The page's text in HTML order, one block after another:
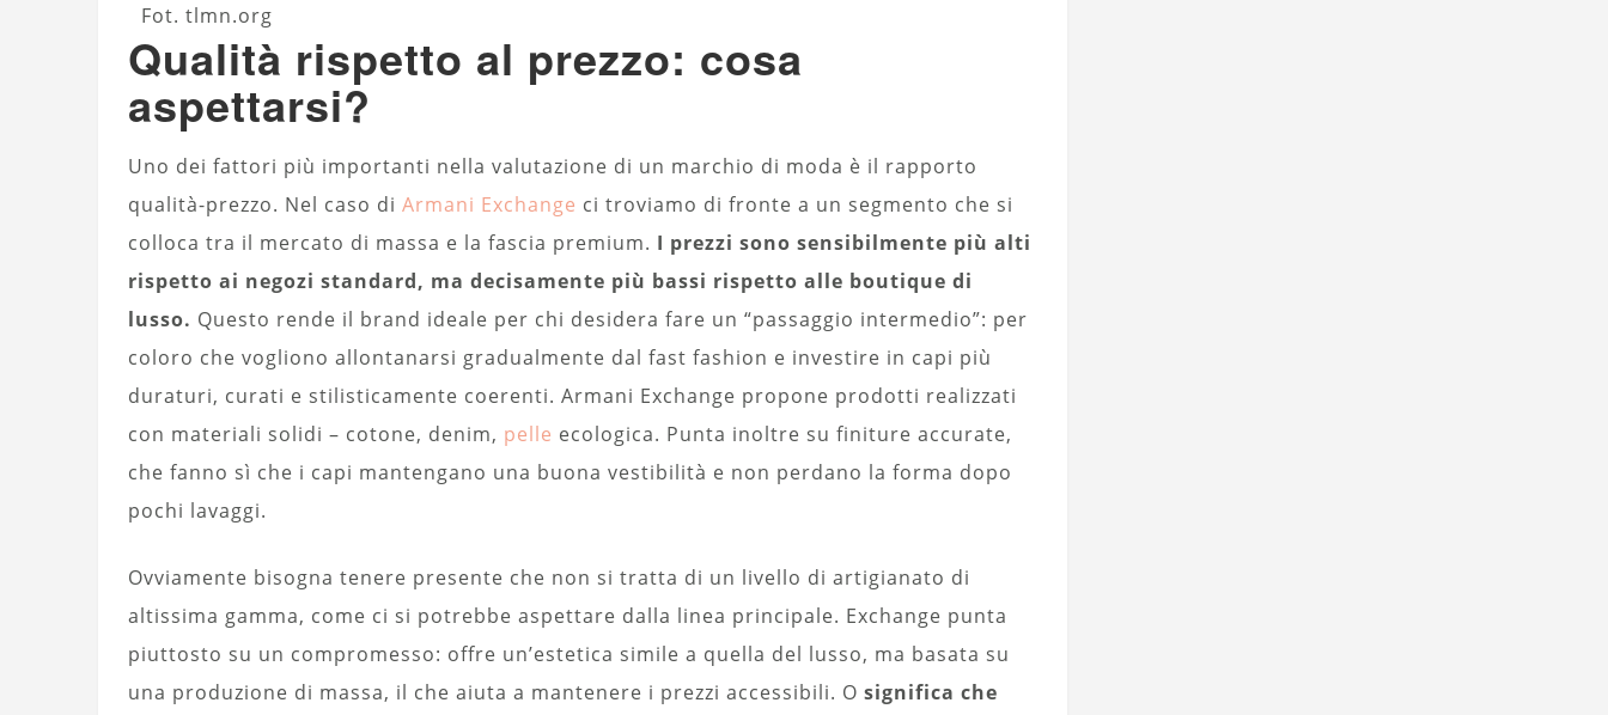
Fot. tlmn.org
Qualità rispetto al prezzo: cosa
aspettarsi?
Uno dei fattori più importanti nella valutazione di un marchio di moda è il rapporto
qualità-prezzo. Nel caso di Armani Exchange ci troviamo di fronte a un segmento che si
colloca tra il mercato di massa e la fascia premium. I prezzi sono sensibilmente più alti
rispetto ai negozi standard, ma decisamente più bassi rispetto alle boutique di
lusso. Questo rende il brand ideale per chi desidera fare un “passaggio intermedio”: per
coloro che vogliono allontanarsi gradualmente dal fast fashion e investire in capi più
duraturi, curati e stilisticamente coerenti. Armani Exchange propone prodotti realizzati
con materiali solidi – cotone, denim, pelle ecologica. Punta inoltre su finiture accurate,
che fanno sì che i capi mantengano una buona vestibilità e non perdano la forma dopo
pochi lavaggi.
Ovviamente bisogna tenere presente che non si tratta di un livello di artigianato di
altissima gamma, come ci si potrebbe aspettare dalla linea principale. Exchange punta
piuttosto su un compromesso: offre un’estetica simile a quella del lusso, ma basata su
una produzione di massa, il che aiuta a mantenere i prezzi accessibili. O significa che